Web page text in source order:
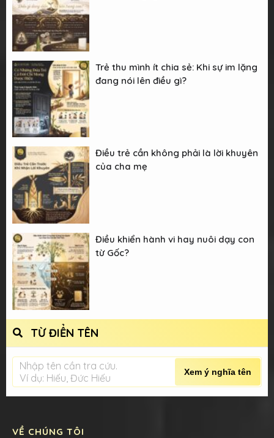
Trẻ thu mình ít chia sẻ: Khi sự im lặng
đang nói lên điều gì?
Điều trẻ cần không phải là lời khuyên
của cha mẹ
Điều khiển hành vi hay nuôi dạy con
từ Gốc?
TỪ ĐIỂN TÊN
Nhập tên cần tra cứu.
Ví dụ: Hiếu, Đức Hiếu
Xem ý nghĩa tên
VỀ CHÚNG TÔI